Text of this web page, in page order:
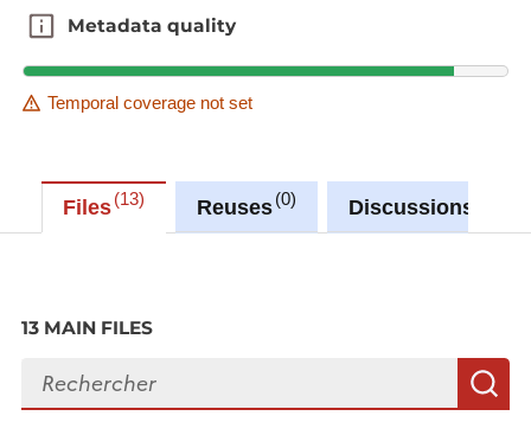
exportations de déchets (en tonnes)
Metadata quality
Metadata quality
Temporal coverage not set
Files 13 Reuses 0 Discussions
13 MAIN FILES
Search files